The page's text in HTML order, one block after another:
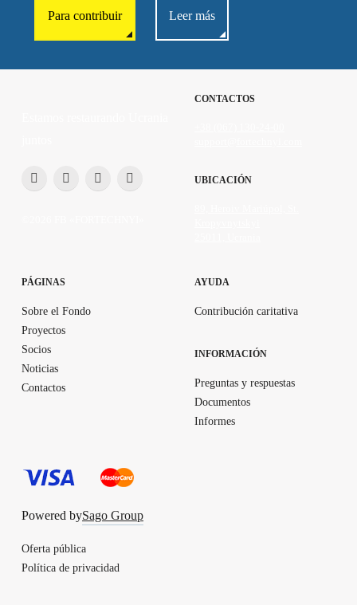
Para contribuir Leer más
CONTACTOS
UBICACIÓN
PÁGINAS
Sobre el Fondo
Proyectos
Socios
Noticias
Contactos
AYUDA
Contribución caritativa
INFORMACIÓN
Preguntas y respuestas
Documentos
Informes
Powered bySago Group
Oferta pública
Política de privacidad